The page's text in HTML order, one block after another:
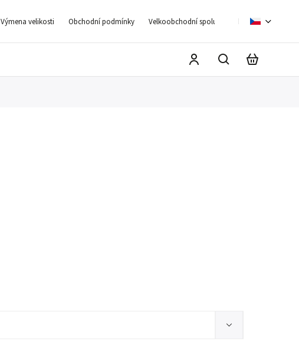
Výmena velikosti Obchodní podmínky Velkoobchodní spolupráce Moje